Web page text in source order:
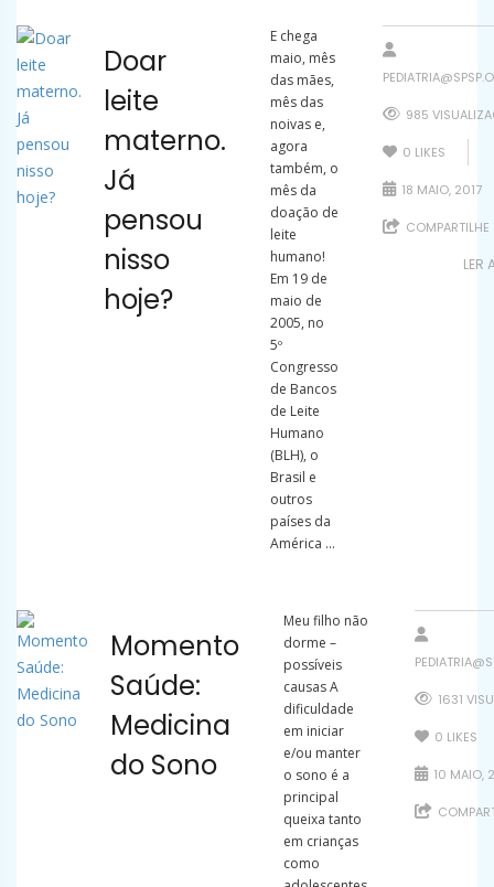
Doar
leite
materno.
Já
pensou
nisso
hoje?
E chega
maio, mês
das mães,
mês das
noivas e,
agora
também, o
mês da
doação de
leite
humano!
Em 19 de
maio de
2005, no
5º
Congresso
de Bancos
de Leite
Humano
(BLH), o
Brasil e
outros
países da
América ...
985
0 LIKES
18 MAIO, 2017
COMPARTILHE
LER
Momento
Saúde:
Medicina
do Sono
Meu filho não
dorme –
possíveis
causas A
dificuldade
em iniciar
e/ou manter
o sono é a
principal
queixa tanto
em crianças
como
1631
0 LIKES
10 MAIO,